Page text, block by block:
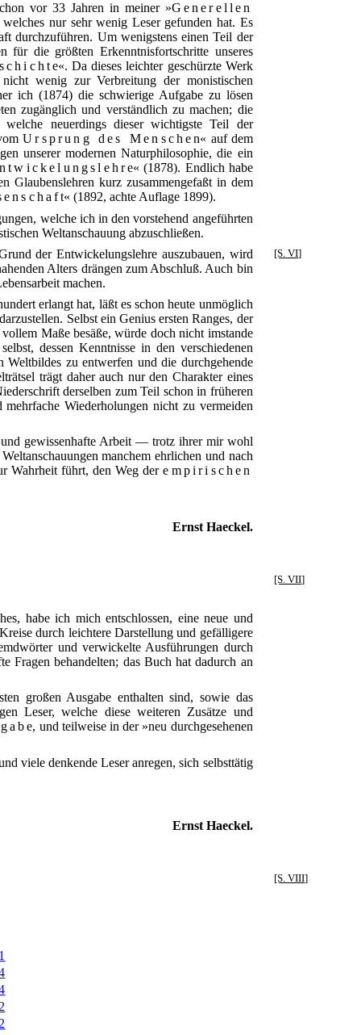
vor 33 Jahren in meiner »Generellen
nur sehr wenig Leser gefunden hat. Es
durchzuführen. Um wenigstens einen Teil der
die größten Erkenntnisfortschritte unseres
«. Da dieses leichter geschürzte Werk
wenig zur Verbreitung der monistischen
ich (1874) die schwierige Aufgabe zu lösen
zugänglich und verständlich zu machen; die
welche neuerdings dieser wichtigste Teil der
Ursprung des Menschen« auf dem
unserer modernen Naturphilosophie, die ein
« (1878). Endlich habe
Glaubenslehren kurz zusammengefaßt in dem
« (1892, achte Auflage 1899).
welche ich in den vorstehend angeführten
Weltanschauung abzuschließen.
[S. VI]
der Entwickelungslehre auszubauen, wird
Alters drängen zum Abschluß. Auch bin
machen.
erlangt hat, läßt es schon heute unmöglich
Selbst ein Genius ersten Ranges, der
Maße besäße, würde doch nicht imstande
dessen Kenntnisse in den verschiedenen
zu entwerfen und die durchgehende
trägt daher auch nur den Charakter eines
derselben zum Teil schon in früheren
Wiederholungen nicht zu vermeiden
gewissenhafte Arbeit — trotz ihrer mir wohl
manchem ehrlichen und nach
Wahrheit führt, den Weg derempirischen
Ernst Haeckel.
[S. VII]
habe ich mich entschlossen, eine neue und
durch leichtere Darstellung und gefälligere
und verwickelte Ausführungen durch
Fragen behandelten; das Buch hat dadurch an
großen Ausgabe enthalten sind, sowie das
Leser, welche diese weiteren Zusätze und
, und teilweise in der »neu durchgesehenen
viele denkende Leser anregen, sich selbsttätig
Ernst Haeckel.
[S. VIII]
1